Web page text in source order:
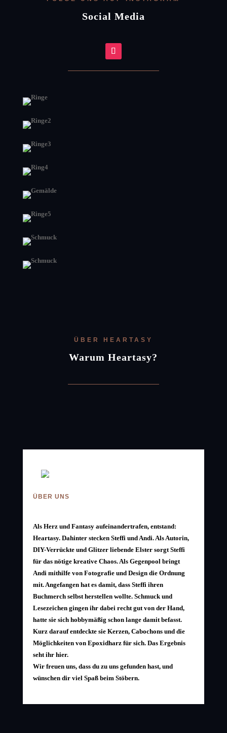
Social Media
ÜBER HEARTASY
Warum Heartasy?
ÜBER UNS
Als Herz und Fantasy aufeinandertrafen, entstand:
Heartasy. Dahinter stecken Steffi und Andi. Als Autorin,
DIY-Verrückte und Glitzer liebende Elster sorgt Steffi
für das nötige kreative Chaos. Als Gegenpool bringt
Andi mithilfe von Fotografie und Design die Ordnung
mit. Angefangen hat es damit, dass Steffi ihren
Buchmerch selbst herstellen wollte. Schmuck und
Lesezeichen gingen ihr dabei recht gut von der Hand,
hatte sie sich hobbymäßig schon lange damit befasst.
Kurz darauf entdeckte sie Kerzen, Cabochons und die
Möglichkeiten von Epoxidharz für sich. Das Ergebnis
seht ihr hier.
Wir freuen uns, dass du zu uns gefunden hast, und
wünschen dir viel Spaß beim Stöbern.